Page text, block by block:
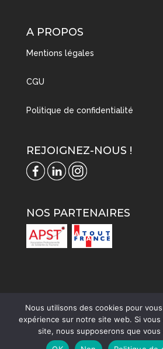
A PROPOS
Mentions légales
CGU
Politique de confidentialité
REJOIGNEZ-NOUS !
NOS PARTENAIRES
Nous utilisons des cookies pour
expérience sur notre site web. Si
site, nous supposerons que